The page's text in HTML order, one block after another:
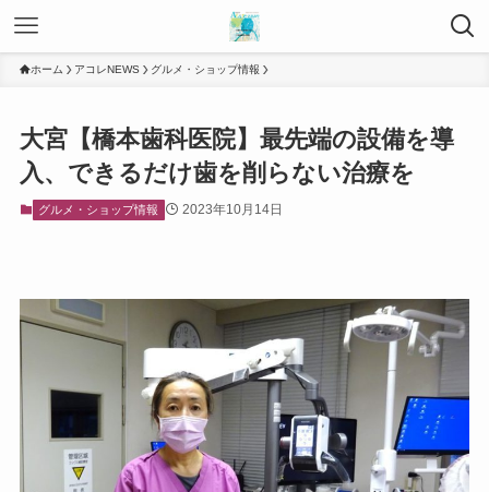
ホーム アコレNEWS グルメ・ショップ情報
大宮【橋本歯科医院】最先端の設備を導
入、できるだけ歯を削らない治療を
グルメ・ショップ情報 2023年10月14日